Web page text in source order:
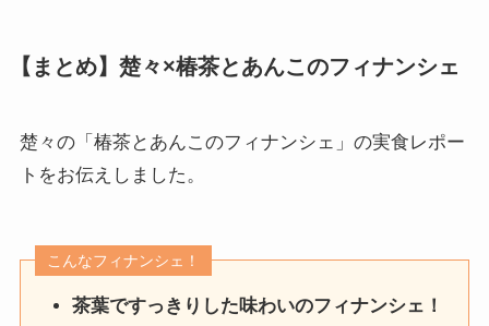
【まとめ】楚々×椿茶とあんこのフィナンシェ
楚々の「椿茶とあんこのフィナンシェ」の実食レポー
トをお伝えしました。
こんなフィナンシェ！
茶葉ですっきりした味わいのフィナンシェ！